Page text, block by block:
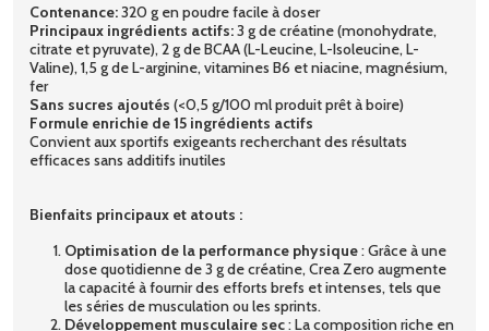
Contenance:320 g en poudre facile à doser
Principaux ingrédients actifs:3 g de créatine (monohydrate,
citrate et pyruvate), 2 g de BCAA (L-Leucine, L-Isoleucine, L-
Valine), 1,5 g de L-arginine, vitamines B6 et niacine, magnésium,
fer
Sans sucres ajoutés (<0,5 g/100 ml produit prêt à boire)
Formule enrichie de 15 ingrédients actifs
Convient aux sportifs exigeants recherchant des résultats
efficaces sans additifs inutiles
Bienfaits principaux et atouts :
Optimisation de la performance physique: Grâce à une
dose quotidienne de 3 g de créatine, Crea Zero augmente
la capacité à fournir des efforts brefs et intenses, tels que
les séries de musculation ou les sprints.
Développement musculaire sec: La composition riche en